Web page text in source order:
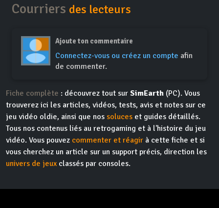
Courriers des lecteurs
Ajoute ton commentaire
Connectez-vous ou créez un compte afin
de commenter.
Fiche complète : découvrez tout sur SimEarth (PC). Vous
trouverez ici les articles, vidéos, tests, avis et notes sur ce
jeu vidéo oldie, ainsi que nos soluces et guides détaillés.
Tous nos contenus liés au retrogaming et à l'histoire du jeu
vidéo. Vous pouvez commenter et réagir à cette fiche et si
vous cherchez un article sur un support précis, direction les
univers de jeux classés par consoles.